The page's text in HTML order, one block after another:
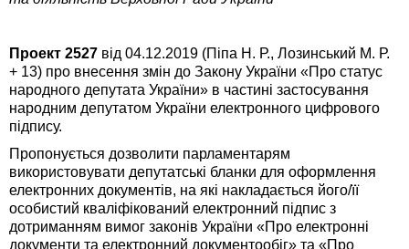
Проект 2527 від 04.12.2019 (Піпа Н. Р., Лозинський М. Р.
+ 13) про внесення змін до Закону України «Про статус
народного депутата України» в частині застосування
народним депутатом України електронного цифрового
підпису.
Пропонується дозволити парламентарям
використовувати депутатські бланки для оформлення
електронних документів, на які накладається його/її
особистий кваліфікований електронний підпис з
дотриманням вимог законів України «Про електронні
документи та електронний документообіг» та «Про